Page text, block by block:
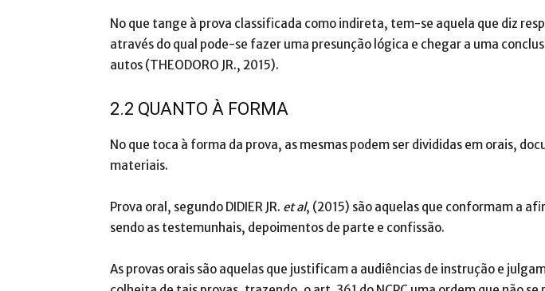
No que tange à prova classificada como indireta, tem-se aquela que diz
através do qual pode-se fazer uma presunção lógica e chegar a uma
autos (THEODORO JR., 2015).
2.2 QUANTO À FORMA
No que toca à forma da prova, as mesmas podem ser divididas em orais,
materiais.
Prova oral, segundo DIDIER JR. et al, (2015) são aquelas que conformam a
sendo as testemunhais, depoimentos de parte e confissão.
As provas orais são aquelas que justificam a audiências de instrução e